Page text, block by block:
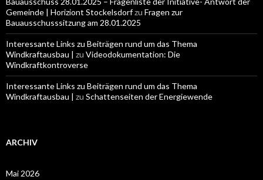
Gemeinde | Horiziont Stockelsdorfzu Fragen zur
Bauausschusssitzung am 28.01.2025
Interessante Links zu Beiträgen rund um das Thema
Windkraftausbau | zu Videodokumentation: Die
Windkraftkontroverse
Interessante Links zu Beiträgen rund um das Thema
Windkraftausbau | zu Schattenseiten der Energiewende
ARCHIV
Mai 2026